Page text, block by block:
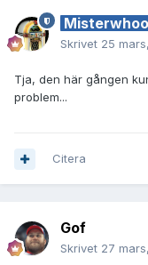
Skrivet 25
Tja, den här gången
problem...
Citera
Gof
Skrivet 27